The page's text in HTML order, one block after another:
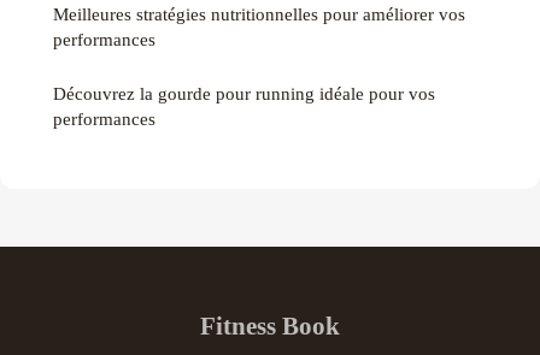
Meilleures stratégies nutritionnelles pour améliorer vos
performances
Découvrez la gourde pour running idéale pour vos
performances
Fitness Book